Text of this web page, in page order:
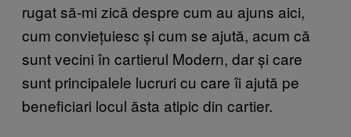
rugat să-mi zică despre cum au ajuns aici,
cum conviețuiesc și cum se ajută, acum că
sunt vecini în cartierul Modern, dar și care
sunt principalele lucruri cu care îi ajută pe
beneficiari locul ăsta atipic din cartier.